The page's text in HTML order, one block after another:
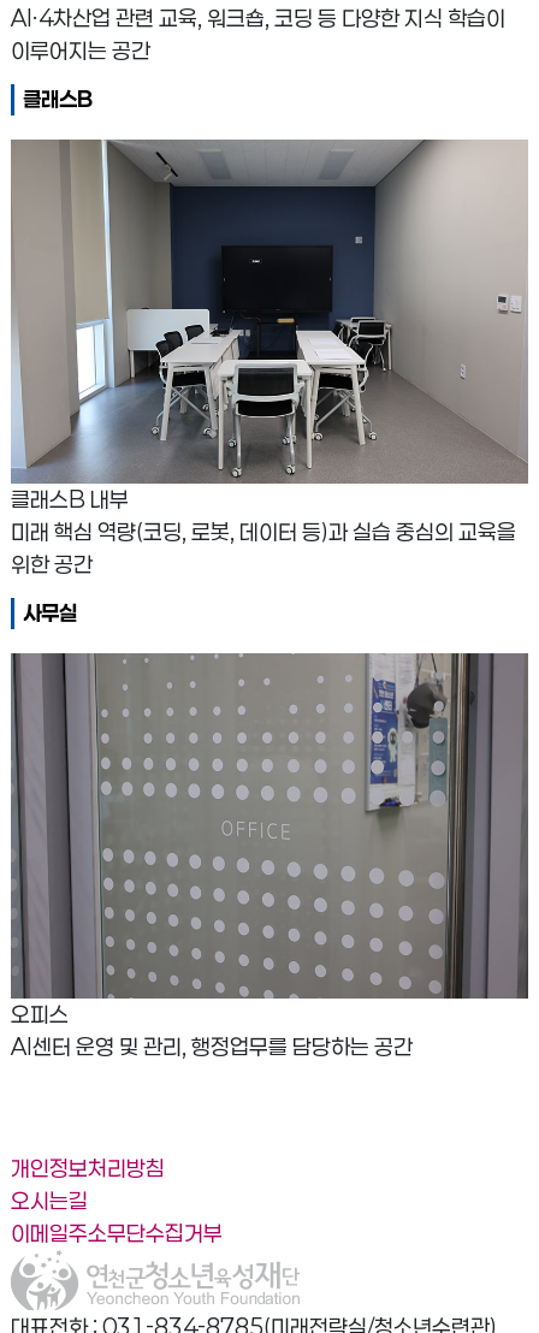
AI·4차산업 관련 교육, 워크숍, 코딩 등 다양한 지식 학습이
이루어지는 공간
클래스B
클래스B 내부
미래 핵심 역량(코딩, 로봇, 데이터 등)과 실습 중심의 교육을
위한 공간
사무실
오피스
AI센터 운영 및 관리, 행정업무를 담당하는 공간
개인정보처리방침
오시는길
이메일주소무단수집거부
대표전화 : 031-834-8785(미래전략실/청소년수련관),